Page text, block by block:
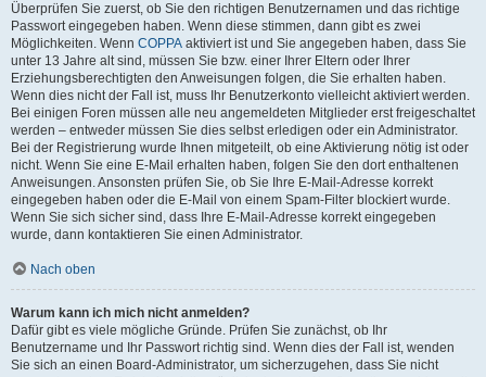
Überprüfen Sie zuerst, ob Sie den richtigen Benutzernamen und das richtige
Passwort eingegeben haben. Wenn diese stimmen, dann gibt es zwei
Möglichkeiten. Wenn COPPA aktiviert ist und Sie angegeben haben, dass Sie
unter 13 Jahre alt sind, müssen Sie bzw. einer Ihrer Eltern oder Ihrer
Erziehungsberechtigten den Anweisungen folgen, die Sie erhalten haben.
Wenn dies nicht der Fall ist, muss Ihr Benutzerkonto vielleicht aktiviert werden.
Bei einigen Foren müssen alle neu angemeldeten Mitglieder erst freigeschaltet
werden – entweder müssen Sie dies selbst erledigen oder ein Administrator.
Bei der Registrierung wurde Ihnen mitgeteilt, ob eine Aktivierung nötig ist oder
nicht. Wenn Sie eine E-Mail erhalten haben, folgen Sie den dort enthaltenen
Anweisungen. Ansonsten prüfen Sie, ob Sie Ihre E-Mail-Adresse korrekt
eingegeben haben oder die E-Mail von einem Spam-Filter blockiert wurde.
Wenn Sie sich sicher sind, dass Ihre E-Mail-Adresse korrekt eingegeben
wurde, dann kontaktieren Sie einen Administrator.
Nach oben
Warum kann ich mich nicht anmelden?
Dafür gibt es viele mögliche Gründe. Prüfen Sie zunächst, ob Ihr
Benutzername und Ihr Passwort richtig sind. Wenn dies der Fall ist, wenden
Sie sich an einen Board-Administrator, um sicherzugehen, dass Sie nicht